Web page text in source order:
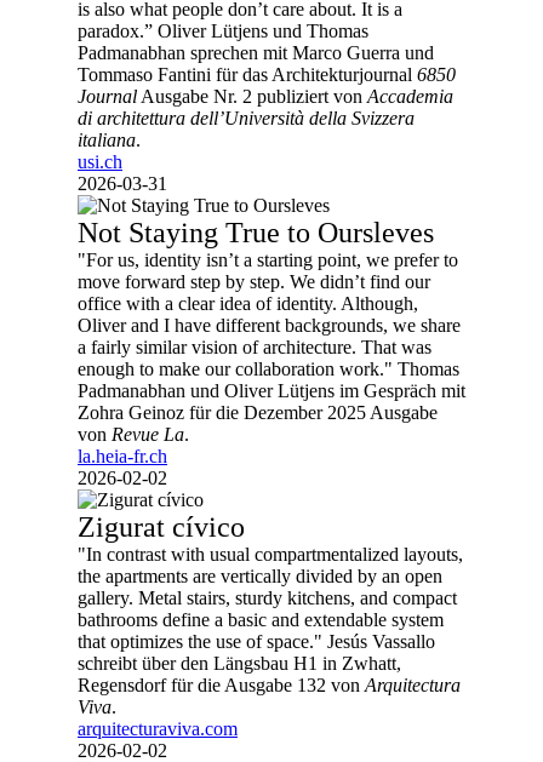
is also what people don’t care about. It is a
paradox.” Oliver Lütjens und Thomas
Padmanabhan sprechen mit Marco Guerra und
Tommaso Fantini für das Architekturjournal 6850
Journal Ausgabe Nr. 2 publiziert von Accademia
di architettura dell’Università della Svizzera
italiana.
usi.ch
2026-03-31
Not Staying True to Oursleves
"For us, identity isn’t a starting point, we prefer to
move forward step by step. We didn’t find our
office with a clear idea of identity. Although,
Oliver and I have different backgrounds, we share
a fairly similar vision of architecture. That was
enough to make our collaboration work." Thomas
Padmanabhan und Oliver Lütjens im Gespräch mit
Zohra Geinoz für die Dezember 2025 Ausgabe
von Revue La.
la.heia-fr.ch
2026-02-02
Zigurat cívico
"In contrast with usual compartmentalized layouts,
the apartments are vertically divided by an open
gallery. Metal stairs, sturdy kitchens, and compact
bathrooms define a basic and extendable system
that optimizes the use of space." Jesús Vassallo
schreibt über den Längsbau H1 in Zwhatt,
Regensdorf für die Ausgabe 132 von Arquitectura
Viva.
arquitecturaviva.com
2026-02-02